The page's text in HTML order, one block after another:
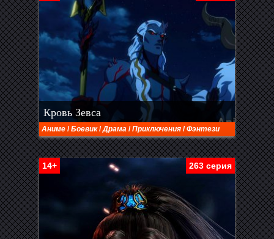
Кровь Зевса
Аниме /Боевик/Драма /Приключения /Фэнтези
263 серия
14+